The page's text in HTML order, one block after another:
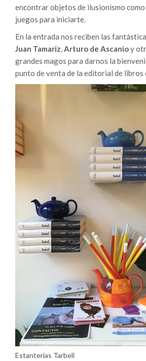
encontrar objetos de ilusionismo como
juegos para iniciarte.
En la entrada nos reciben las
Juan Tamariz,Arturo de Ascanioy
grandes magos para darnos la
punto de venta de la editorial de libros
Estanterías Tarbell